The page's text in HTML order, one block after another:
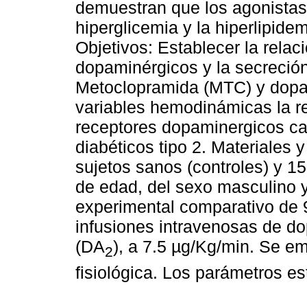
demuestran que los
hiperglicemia y la
Objetivos: Establecer la
dopaminérgicos y la
Metoclopramida (MTC) y
variables hemodinámicas la
receptores dopaminergicos
diabéticos tipo 2. Materiales
sujetos sanos (controles) y
de edad, del sexo masculino
experimental comparativo de
infusiones intravenosas de
(DA2), a 7.5 µg/Kg/min. Se
fisiológica. Los parámetros